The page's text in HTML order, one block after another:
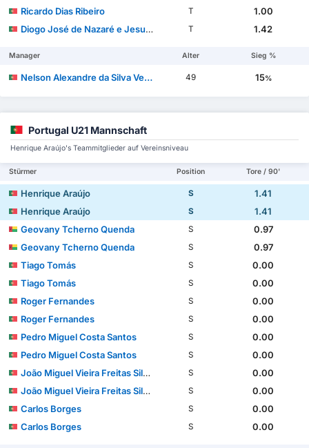
Ricardo Dias Ribeiro
T
1.00
Diogo José de Nazaré e Jesus Ferreira
T 1.42
Manager Alter Sieg %
Nelson Alexandre da Silva Veríssimo 49 15%
Portugal U21 Mannschaft
Henrique Araújo's Teammitglieder auf Vereinsniveau
Stürmer Position Tore / 90'
Henrique Araújo S
1.41
Henrique Araújo
S
1.41
Geovany Tcherno Quenda
S
0.97
Geovany Tcherno Quenda
S
0.97
Tiago Tomás
S
0.00
Tiago Tomás
S
0.00
Roger Fernandes
S
0.00
Roger Fernandes
S
0.00
Pedro Miguel Costa Santos
S
0.00
Pedro Miguel Costa Santos
S
0.00
João Miguel Vieira Freitas Silva Marques
S
0.00
João Miguel Vieira Freitas Silva Marques
S
0.00
Carlos Borges
S
0.00
Carlos Borges
S 0.00